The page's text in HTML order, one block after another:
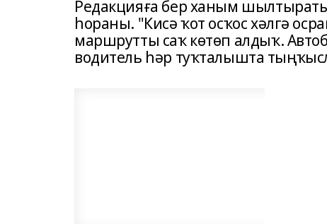
Редакцияға бер ханым
һораны. "Кисә ҡот осҡос хәлгә
маршрутты саҡ көтөп алдыҡ.
водитель һәр туҡталышта